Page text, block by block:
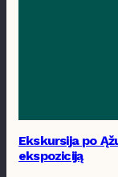
Ekskursija po
ekspoziciją